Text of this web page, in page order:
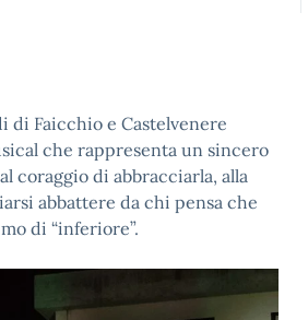
di Faicchio e Castelvenere
che rappresenta un sincero
coraggio di abbracciarla, alla
abbattere da chi pensa che
di “inferiore”.